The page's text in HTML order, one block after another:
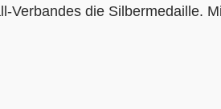
die Silbermedaille.